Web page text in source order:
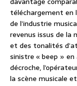
téléchargement en
de l’industrie
revenus issus de la
et des tonalités
sinistre « beep »
décroche,
la scène musicale